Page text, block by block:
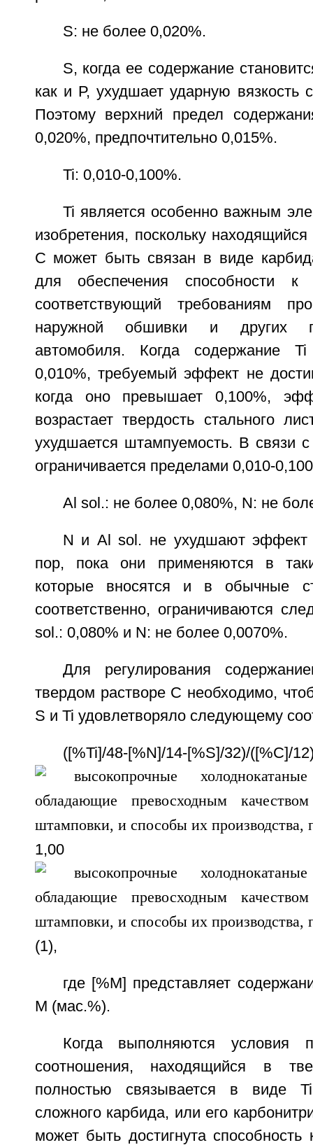
S: не более 0,020%.
S, когда ее содержание
как и Р, ухудшает ударную вязкость
Поэтому верхний предел
0,020%, предпочтительно 0,015%.
Ti: 0,010-0,100%.
Ti является особенно важным
изобретения, поскольку
С может быть связан в виде
для обеспечения способности к
соответствующий требованиям
наружной обшивки и других
автомобиля. Когда содержание
0,010%, требуемый эффект не
когда оно превышает 0,100%,
возрастает твердость стального
ухудшается штампуемость. В связи
ограничивается пределами 0,010-
Al sol.: не более 0,080%, N: не
N и Al sol. не ухудшают эффект
пор, пока они применяются в
которые вносятся и в обычные
соответственно, ограничиваются
sol.: 0,080% и N: не более 0,0070%.
Для регулирования
твердом растворе С необходимо,
S и Ti удовлетворяло следующему
([%Ti]/48-[%N]/14-[%S]/32)/([%С]/
1,00
(1),
где [%М] представляет
М (мас.%).
Когда выполняются условия
соотношения, находящийся в
полностью связывается в виде
сложного карбида, или его
может быть достигнута способность